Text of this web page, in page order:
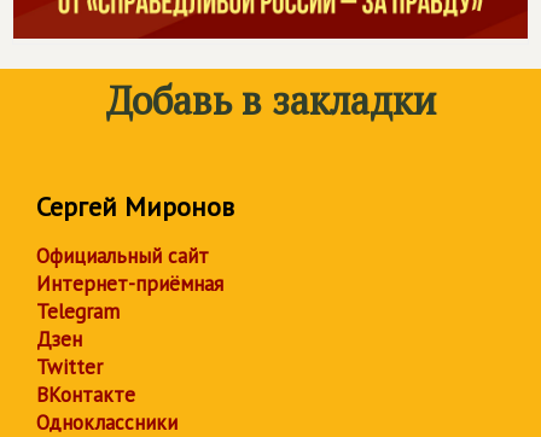
Добавь в закладки
Сергей Миронов
Официальный сайт
Интернет-приёмная
Telegram
Дзен
Twitter
ВКонтакте
Одноклассники